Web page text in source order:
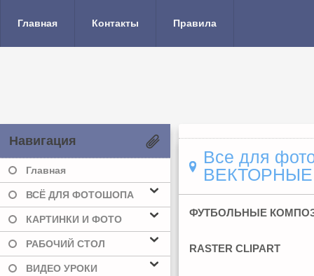
Главная Контакты Правила
Навигация
Главная
ВСЁ ДЛЯ ФОТОШОПА
КАРТИНКИ И ФОТО
РАБОЧИЙ СТОЛ
ВИДЕО УРОКИ
Все для
ФУТБОЛЬНЫЕ
RASTER CLIPART